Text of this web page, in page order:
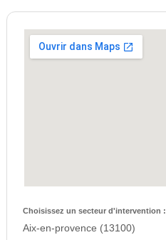
Choisissez un secteur d'intervention :
Aix-en-provence (13100)